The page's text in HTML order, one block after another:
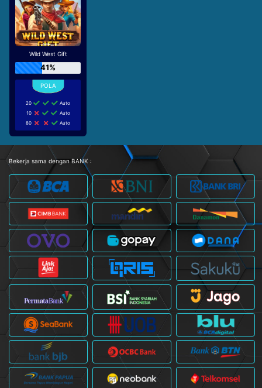
Wild West Gift
41%
20
Auto
10
Auto
80
Auto
Bekerja sama dengan BANK :